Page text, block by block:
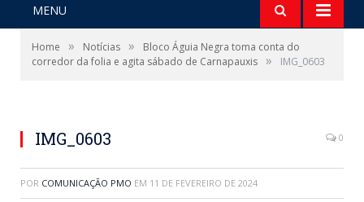
MENU
Home » Notícias »
Bloco Águia Negra toma conta do
corredor da folia e agita sábado de Carnapauxis » IMG_0603
IMG_0603 0
POR COMUNICAÇÃO PMO EM 11 DE FEVEREIRO DE 2024